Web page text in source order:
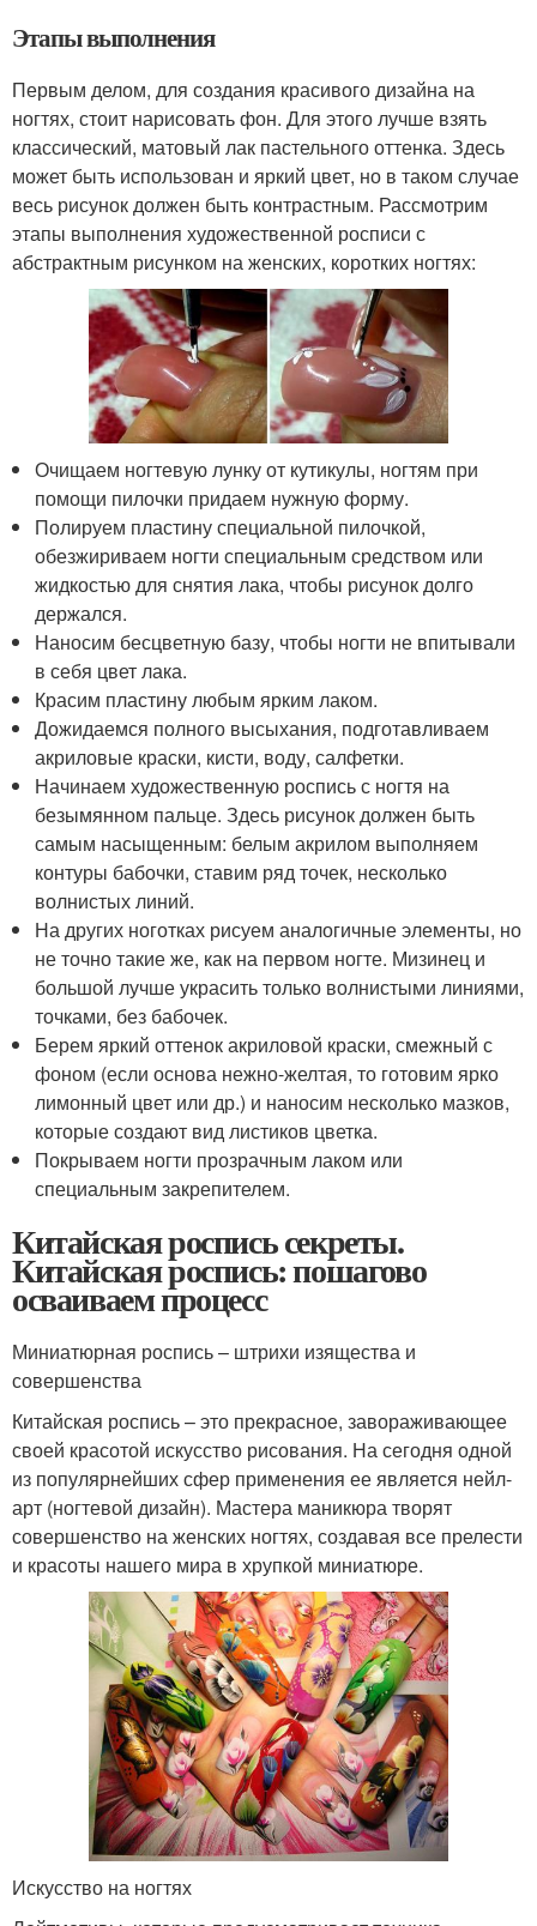
Этапы выполнения
Первым делом, для создания красивого дизайна на
ногтях, стоит нарисовать фон. Для этого лучше взять
классический, матовый лак пастельного оттенка. Здесь
может быть использован и яркий цвет, но в таком случае
весь рисунок должен быть контрастным. Рассмотрим
этапы выполнения художественной росписи с
абстрактным рисунком на женских, коротких ногтях:
Очищаем ногтевую лунку от кутикулы, ногтям при
помощи пилочки придаем нужную форму.
Полируем пластину специальной пилочкой,
обезжириваем ногти специальным средством или
жидкостью для снятия лака, чтобы рисунок долго
держался.
Наносим бесцветную базу, чтобы ногти не впитывали
в себя цвет лака.
Красим пластину любым ярким лаком.
Дожидаемся полного высыхания, подготавливаем
акриловые краски, кисти, воду, салфетки.
Начинаем художественную роспись с ногтя на
безымянном пальце. Здесь рисунок должен быть
самым насыщенным: белым акрилом выполняем
контуры бабочки, ставим ряд точек, несколько
волнистых линий.
На других ноготках рисуем аналогичные элементы, но
не точно такие же, как на первом ногте. Мизинец и
большой лучше украсить только волнистыми линиями,
точками, без бабочек.
Берем яркий оттенок акриловой краски, смежный с
фоном (если основа нежно-желтая, то готовим ярко
лимонный цвет или др.) и наносим несколько мазков,
которые создают вид листиков цветка.
Покрываем ногти прозрачным лаком или
специальным закрепителем.
Китайская роспись секреты.
Китайская роспись: пошагово
осваиваем процесс
Миниатюрная роспись – штрихи изящества и
совершенства
Китайская роспись – это прекрасное, завораживающее
своей красотой искусство рисования. На сегодня одной
из популярнейших сфер применения ее является нейл-
арт (ногтевой дизайн). Мастера маникюра творят
совершенство на женских ногтях, создавая все прелести
и красоты нашего мира в хрупкой миниатюре.
Искусство на ногтях